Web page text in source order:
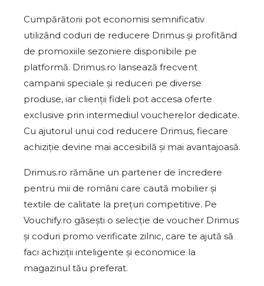
Cumpărătorii pot economisi semnificativ
utilizând coduri de reducere Drimus și profitând
de promoxiile sezoniere disponibile pe
platformă. Drimus.ro lansează frecvent
campanii speciale și reduceri pe diverse
produse, iar clienții fideli pot accesa oferte
exclusive prin intermediul voucherelor dedicate.
Cu ajutorul unui cod reducere Drimus, fiecare
achiziție devine mai accesibilă și mai avantajoasă.
Drimus.ro rămâne un partener de încredere
pentru mii de români care caută mobilier și
textile de calitate la prețuri competitive. Pe
Vouchify.ro găsești o selecție de voucher Drimus
și coduri promo verificate zilnic, care te ajută să
faci achiziții inteligente și economice la
magazinul tău preferat.